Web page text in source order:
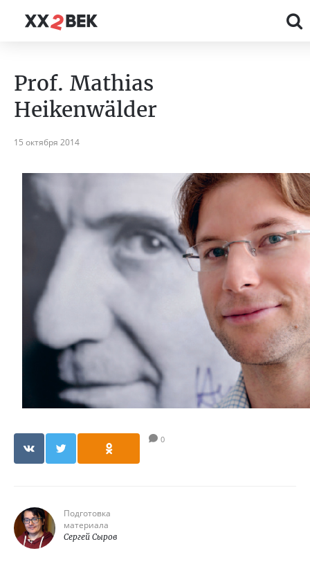
Prof. Mathias
Heikenwälder
15 октября 2014
0
Подготовка
материала
Сергей Сыров